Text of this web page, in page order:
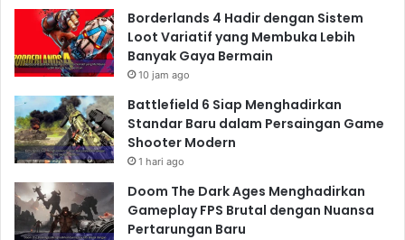
Borderlands 4 Hadir dengan Sistem
Loot Variatif yang Membuka Lebih
Banyak Gaya Bermain
10 jam ago
Battlefield 6 Siap Menghadirkan
Standar Baru dalam Persaingan Game
Shooter Modern
1 hari ago
Doom The Dark Ages Menghadirkan
Gameplay FPS Brutal dengan Nuansa
Pertarungan Baru